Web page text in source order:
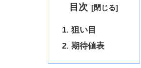
目次
狙い目
期待値表